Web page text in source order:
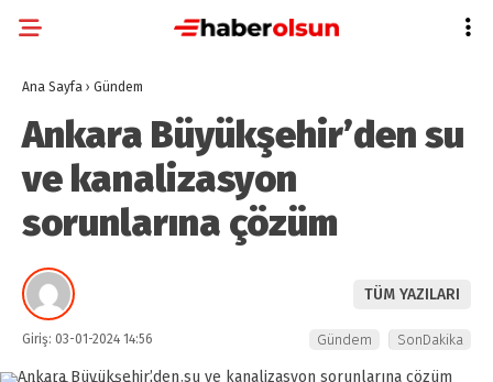
Ana Sayfa › Gündem
Ankara Büyükşehir’den su
ve kanalizasyon
sorunlarına çözüm
TÜM YAZILARI
Giriş: 03-01-2024 14:56 Gündem SonDakika